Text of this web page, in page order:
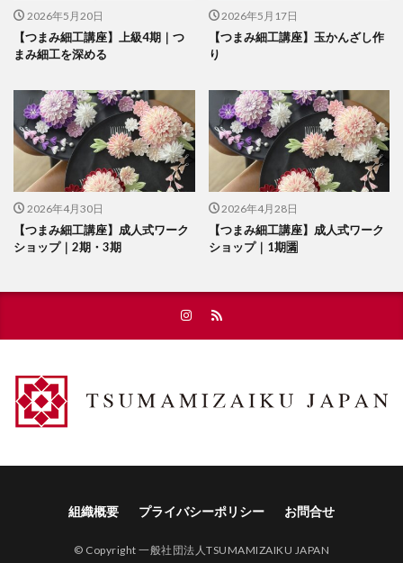
2026年5月20日
【つまみ細工講座】上級4期｜つ
まみ細工を深める
2026年5月17日
【つまみ細工講座】玉かんざし作
り
2026年4月30日
【つまみ細工講座】成人式ワーク
ショップ｜2期・3期
2026年4月28日
【つまみ細工講座】成人式ワーク
ショップ｜1期🈵
組織概要 プライバシーポリシー お問合せ
© Copyright 一般社団法人TSUMAMIZAIKU JAPAN